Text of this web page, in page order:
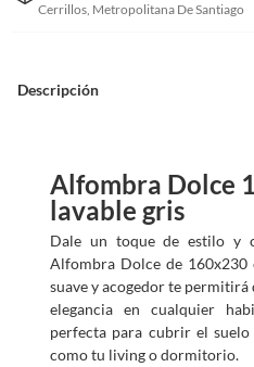
Cerrillos, Metropolitana De Santiago
Descripción
Alfombra Dolce
lavable gris
Dale un toque de estilo y
Alfombra Dolce de 160x230
suave y acogedor te
elegancia en cualquier
perfecta para cubrir el suelo
como tu living o dormitorio.